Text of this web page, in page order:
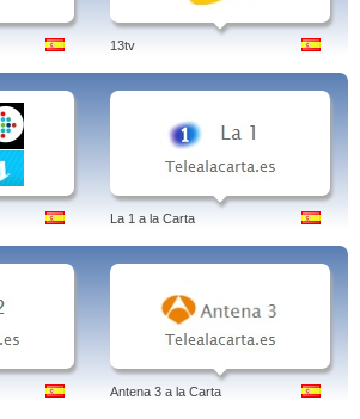
13tv
La 1 a la Carta
Antena 3 a la Carta